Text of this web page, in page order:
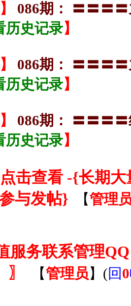
086期： 〓〓〓
历史记录】
086期： 〓〓〓
历史记录】
086期： 〓〓〓
历史记录】
击查看 -{长期
与发帖}
【管理
服务联系管理
【管理员 】 (回0